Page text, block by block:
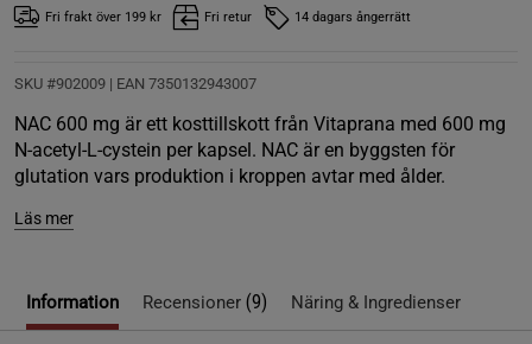
Fri frakt över 199 kr Fri retur 14 dagars ångerrätt
SKU #902009 | EAN 7350132943007
NAC 600 mg är ett kosttillskott från Vitaprana med 600 mg
N-acetyl-L-cystein per kapsel. NAC är en byggsten för
glutation vars produktion i kroppen avtar med ålder.
Läs mer
Information Recensioner (9) Näring & Ingredienser